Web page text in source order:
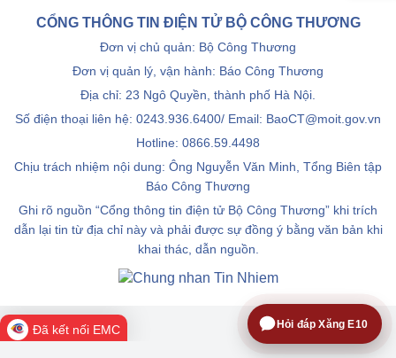
CỔNG THÔNG TIN ĐIỆN TỬ BỘ CÔNG THƯƠNG
Đơn vị chủ quản: Bộ Công Thương
Đơn vị quản lý, vận hành: Báo Công Thương
Địa chỉ: 23 Ngô Quyền, thành phố Hà Nội.
Số điện thoại liên hệ: 0243.936.6400/ Email: BaoCT@moit.gov.vn
Hotline: 0866.59.4498
Chịu trách nhiệm nội dung: Ông Nguyễn Văn Minh, Tổng Biên tập
Báo Công Thương
Ghi rõ nguồn “Cổng thông tin điện tử Bộ Công Thương” khi trích
dẫn lại tin từ địa chỉ này và phải được sự đồng ý bằng văn bản khi
khai thác, dẫn nguồn.
Hỏi đáp Xăng E10
Đã kết nối EMC